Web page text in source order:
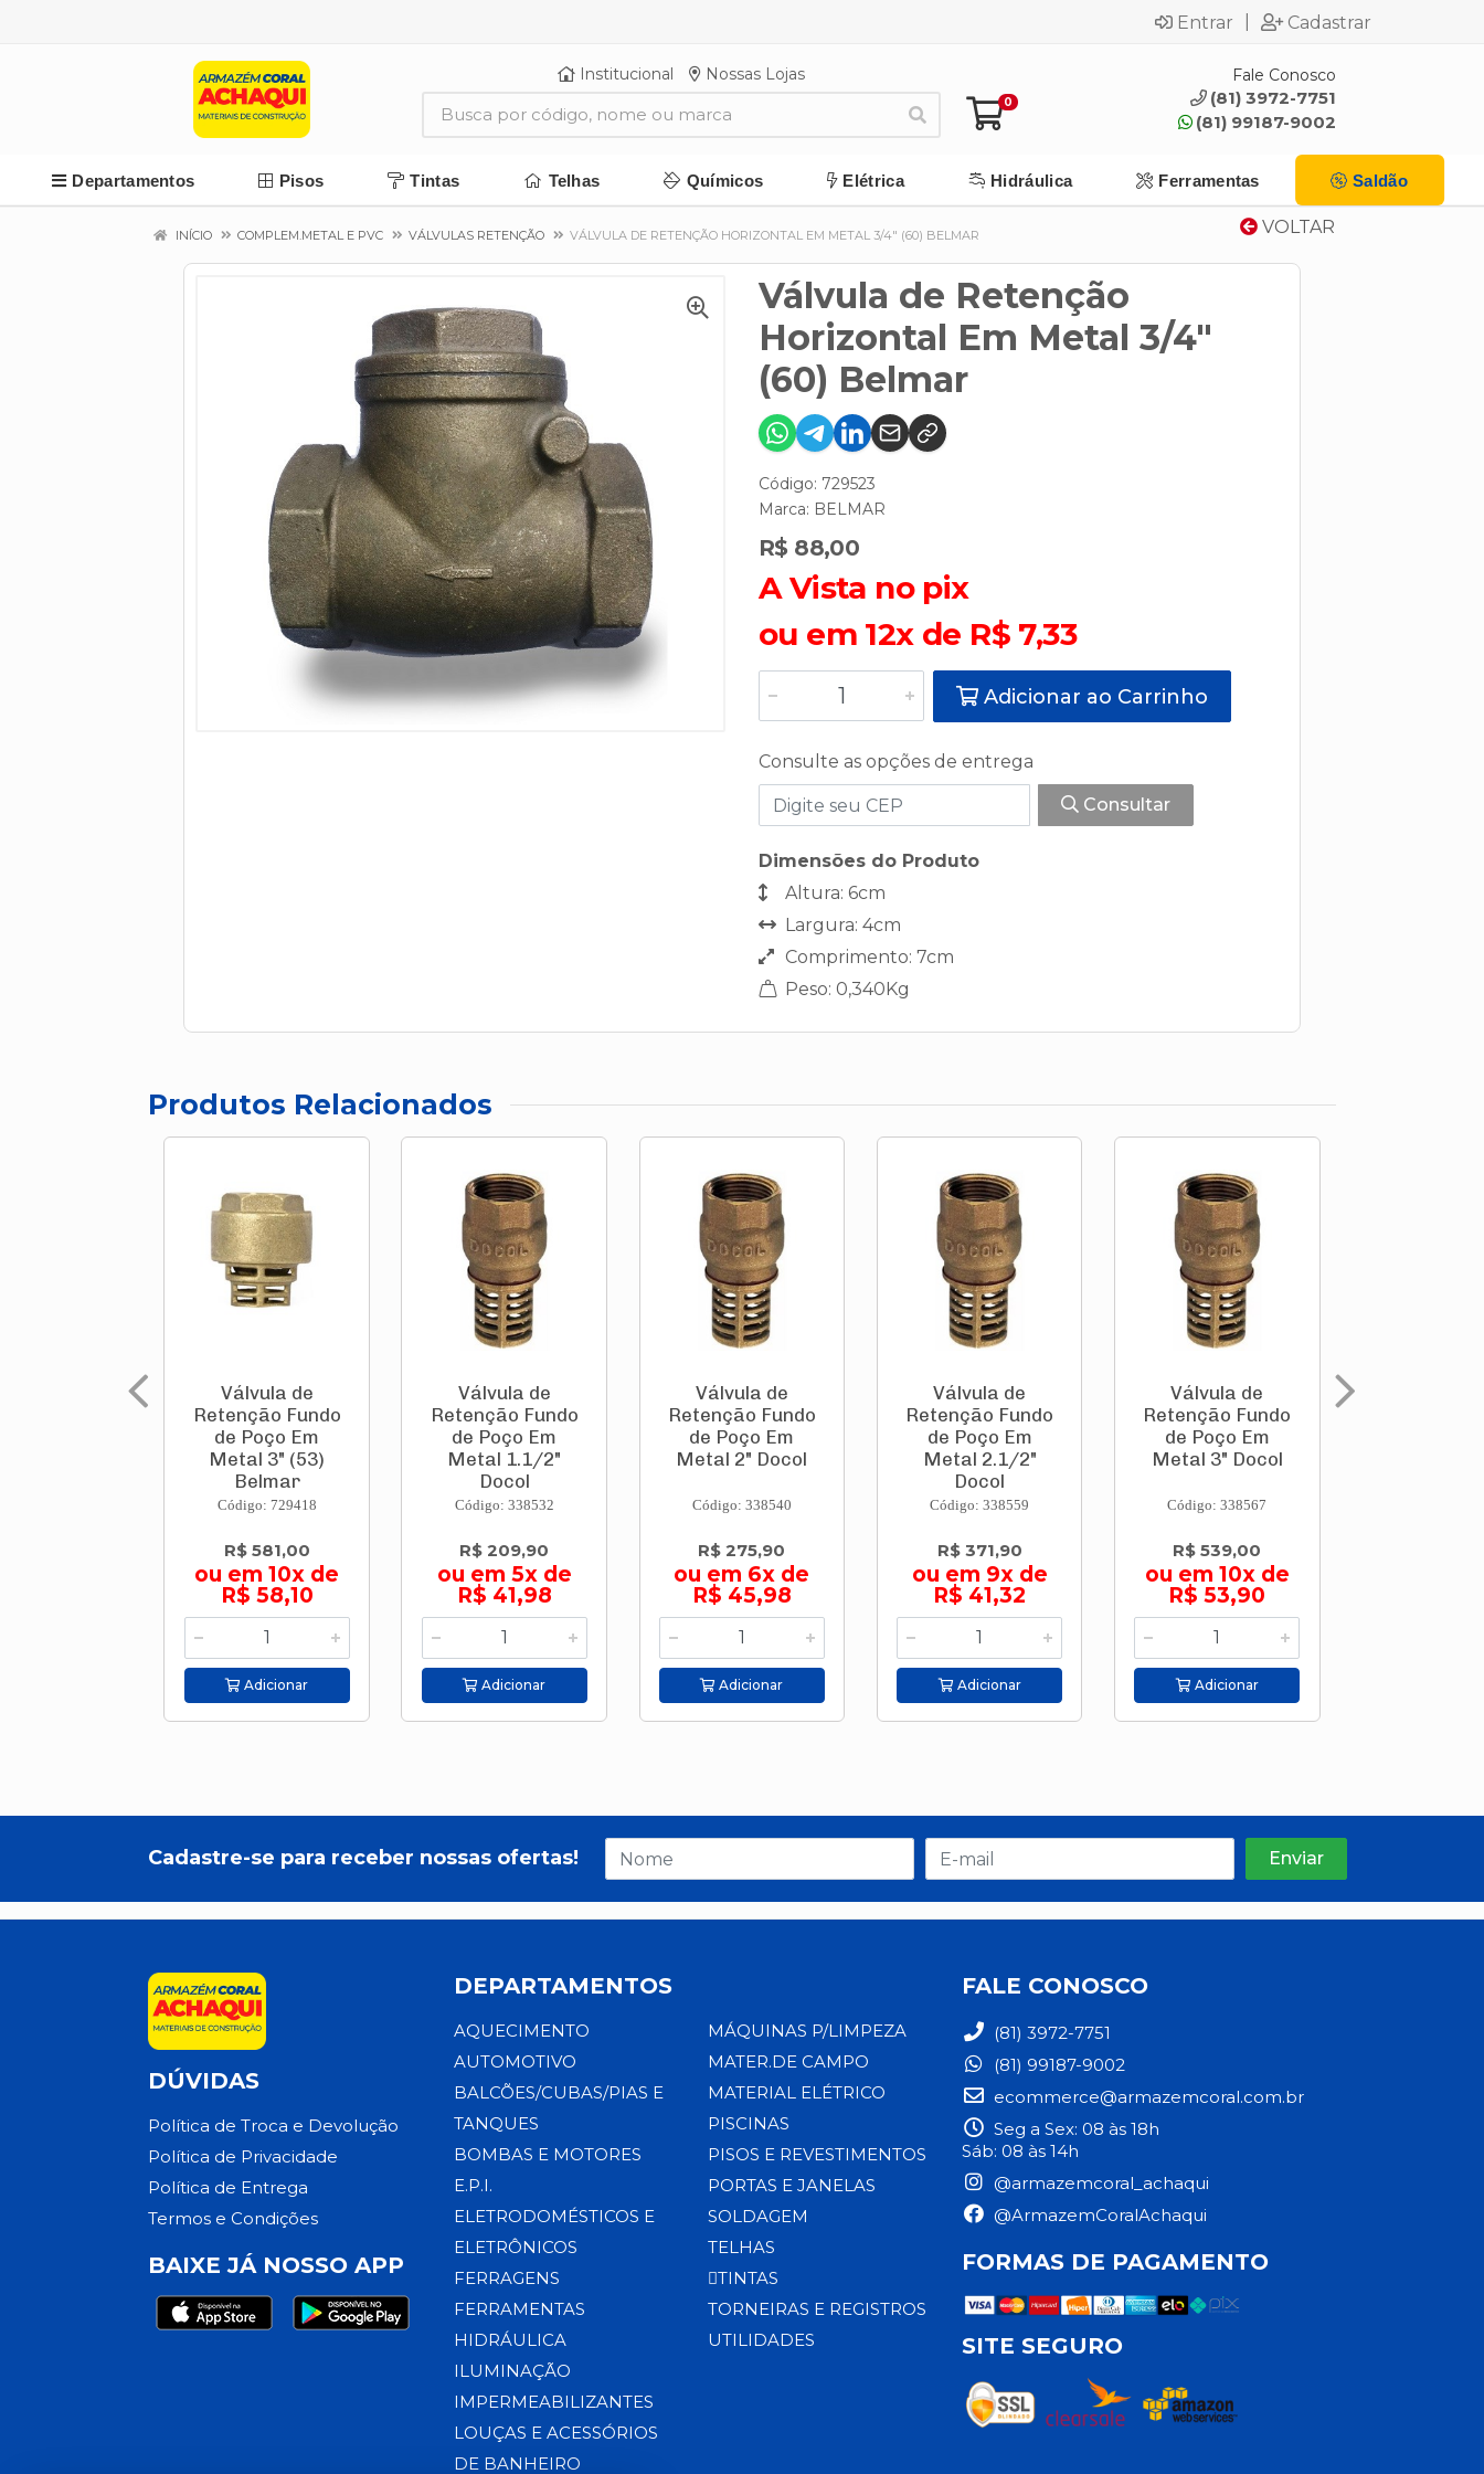
Entrar Cadastrar
Institucional Nossas Lojas
0
Fale Conosco
(81) 3972-7751
(81) 99187-9002
Departamentos Pisos Tintas Telhas Químicos Elétrica Hidráulica Ferramentas Saldão
VOLTAR
INÍCIO COMPLEM.METAL E PVC VÁLVULAS RETENÇÃO VÁLVULA DE RETENÇÃO HORIZONTAL EM METAL 3/4" (60) BELMAR
Válvula de Retenção
Horizontal Em Metal 3/4"
(60) Belmar
Código: 729523
Marca: BELMAR
R$ 88,00
A Vista no pix
ou em 12x de R$ 7,33
Adicionar ao Carrinho
Consulte as opções de entrega
Consultar
Dimensões do Produto
Altura: 6cm
Largura: 4cm
Comprimento: 7cm
Peso: 0,340Kg
Produtos Relacionados
Válvula de
Retenção Fundo
de Poço Em
Metal 3" (53)
Belmar
Código: 729418
R$ 581,00
ou em 10x de
R$ 58,10
Adicionar
Válvula de
Retenção Fundo
de Poço Em
Metal 1.1/2"
Docol
Código: 338532
R$ 209,90
ou em 5x de
R$ 41,98
Adicionar
Válvula de
Retenção Fundo
de Poço Em
Metal 2" Docol
Código: 338540
R$ 275,90
ou em 6x de
R$ 45,98
Adicionar
Válvula de
Retenção Fundo
de Poço Em
Metal 2.1/2"
Docol
Código: 338559
R$ 371,90
ou em 9x de
R$ 41,32
Adicionar
Válvula de
Retenção Fundo
de Poço Em
Metal 3" Docol
Código: 338567
R$ 539,00
ou em 10x de
R$ 53,90
Adicionar
Cadastre-se para receber nossas ofertas!
DÚVIDAS
Política de Troca e Devolução
Política de Privacidade
Política de Entrega
Termos e Condições
BAIXE JÁ NOSSO APP
DEPARTAMENTOS
AQUECIMENTO
AUTOMOTIVO
BALCÕES/CUBAS/PIAS E
TANQUES
BOMBAS E MOTORES
E.P.I.
ELETRODOMÉSTICOS E
ELETRÔNICOS
FERRAGENS
FERRAMENTAS
HIDRÁULICA
ILUMINAÇÃO
IMPERMEABILIZANTES
LOUÇAS E ACESSÓRIOS
DE BANHEIRO
MÁQUINAS P/LIMPEZA
MATER.DE CAMPO
MATERIAL ELÉTRICO
PISCINAS
PISOS E REVESTIMENTOS
PORTAS E JANELAS
SOLDAGEM
TELHAS
TINTAS
TORNEIRAS E REGISTROS
UTILIDADES
FALE CONOSCO
(81) 3972-7751
(81) 99187-9002
ecommerce@armazemcoral.com.br
Seg a Sex: 08 às 18h
Sáb: 08 às 14h
@armazemcoral_achaqui
@ArmazemCoralAchaqui
FORMAS DE PAGAMENTO
SITE SEGURO